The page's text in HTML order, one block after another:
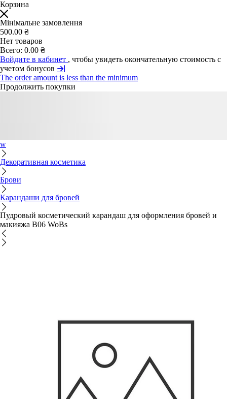
Корзина
Мінімальне замовлення
500.00 ₴
Нет товаров
Всего: 0.00 ₴
Войдите в кабинет , чтобы увидеть окончательную стоимость с
учетом бонусов
The order amount is less than the minimum
Продолжить покупки
w
Декоративная косметика
Брови
Карандаши для бровей
Пудровый косметический карандаш для оформления бровей и
макияжа B06 WoBs